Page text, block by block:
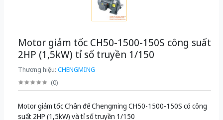
Motor giảm tốc CH50-1500-150S công suất
2HP (1,5kW) tỉ số truyền 1/150
Thương hiệu: CHENGMING
(0)
Motor giảm tốc Chân đế Chengming CH50-1500-150S có công
suất 2HP (1,5kW) và tỉ số truyền 1/150